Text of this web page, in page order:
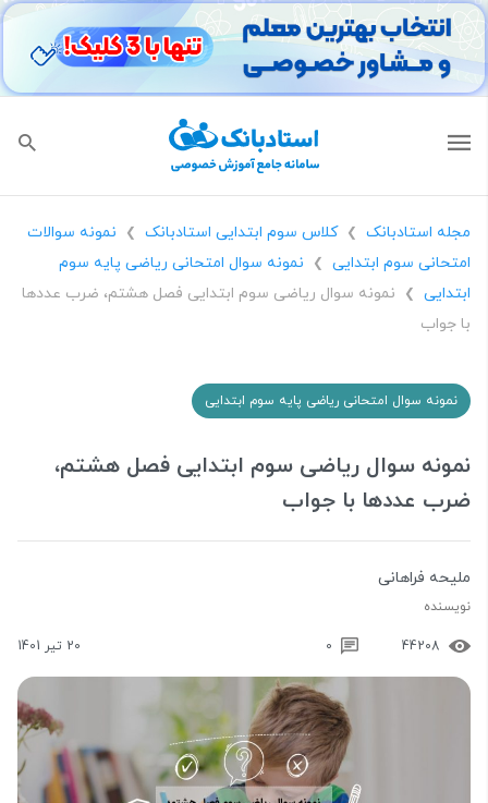
مجله استادبانک ❯ کلاس سوم ابتدایی استادبانک ❯
نمونه سوالات
امتحانی سوم ابتدایی
❯
نمونه سوال امتحانی ریاضی پایه سوم
ابتدایی
❯
نمونه سوال ریاضی سوم ابتدایی فصل هشتم، ضرب عددها
با جواب
نمونه سوال امتحانی ریاضی پایه سوم ابتدایی
نمونه سوال ریاضی سوم ابتدایی فصل هشتم،
ضرب عددها با جواب
ملیحه فراهانی
نویسنده
44208
0 20 تیر 1401